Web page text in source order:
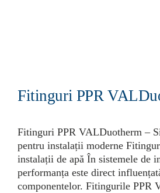
Fitinguri PPR
Fitinguri PPR VALDuotherm –
pentru instalații moderne
instalații de apă În sistemele de
performanța este direct
componentelor. Fitingurile PPR